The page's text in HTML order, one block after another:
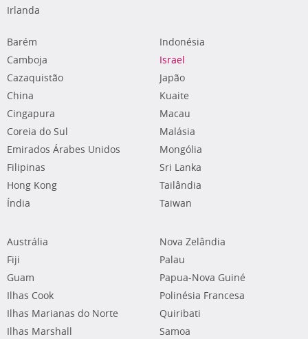
Irlanda
Barém
Camboja
Cazaquistão
China
Cingapura
Coreia do Sul
Emirados Árabes Unidos
Filipinas
Hong Kong
Índia
Indonésia
Israel
Japão
Kuaite
Macau
Malásia
Mongólia
Sri Lanka
Tailândia
Taiwan
Austrália
Fiji
Guam
Ilhas Cook
Ilhas Marianas do Norte
Ilhas Marshall
Nova Zelândia
Palau
Papua-Nova Guiné
Polinésia Francesa
Quiribati
Samoa